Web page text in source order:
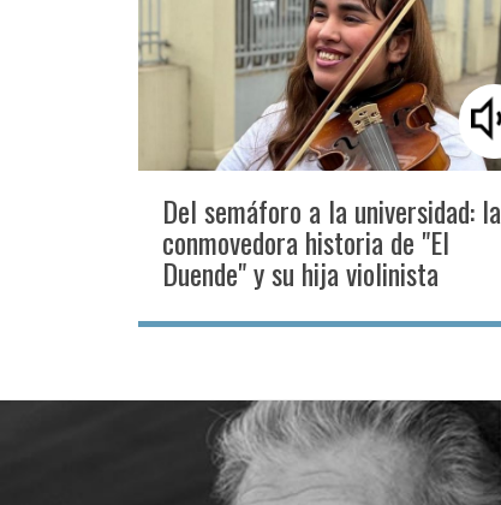
Del semáforo a la universidad: la
conmovedora historia de "El
Duende" y su hija violinista